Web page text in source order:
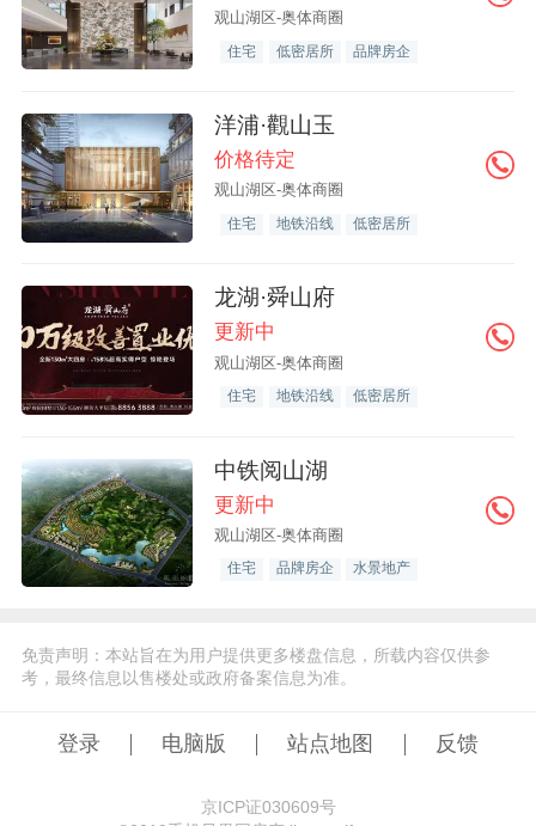
观山湖区-奥体商圈
住宅 低密居所 品牌房企
洋浦·觀山玉
价格待定
观山湖区-奥体商圈
住宅 地铁沿线 低密居所
龙湖·舜山府
更新中
观山湖区-奥体商圈
住宅 地铁沿线 低密居所
中铁阅山湖
更新中
观山湖区-奥体商圈
住宅 品牌房企 水景地产
免责声明：本站旨在为用户提供更多楼盘信息，所载内容仅供参
考，最终信息以售楼处或政府备案信息为准。
登录 电脑版 站点地图 反馈
京ICP证030609号